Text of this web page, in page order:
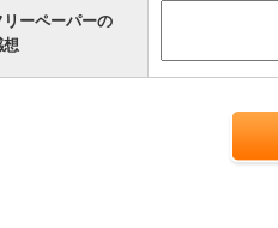
リーペーパーの
想